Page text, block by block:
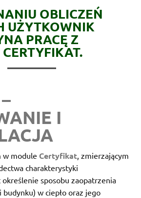
OBLICZEŃ
UŻYTKOWNIK
PRACĘ Z
I
w module Certyfikat, zmierzającym
charakterystyki
sposobu zaopatrzenia
budynku) w ciepło oraz jego